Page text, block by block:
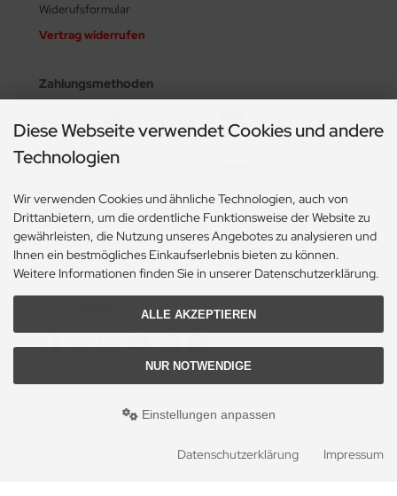
Widerufsformular
Vertrag widerrufen
Zahlungsmethoden
Alle Preise inkl. gesetzl. MwSt. zzgl.Versandkosten. Die durchgestrichenen Preise
Reinigungsgeraete, Reinigungsbedarf, MoppShop © 2026 | Template © 2009-2026 by
Diese Webseite verwendet Cookies und andere
Technologien
Wir verwenden Cookies und ähnliche Technologien, auch von
Drittanbietern, um die ordentliche Funktionsweise der Website zu
gewährleisten, die Nutzung unseres Angebotes zu analysieren und
Ihnen ein bestmögliches Einkaufserlebnis bieten zu können.
Weitere Informationen finden Sie in unserer Datenschutzerklärung.
ALLE AKZEPTIEREN
NUR NOTWENDIGE
Einstellungen anpassen
Datenschutzerklärung Impressum